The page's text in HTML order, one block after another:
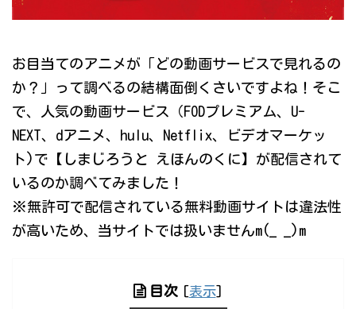
お目当てのアニメが「どの動画サービスで見れるの
か？」って調べるの結構面倒くさいですよね！そこ
で、人気の動画サービス（FODプレミアム、U-
NEXT、dアニメ、hulu、Netflix、ビデオマーケッ
ト)で【しまじろうと えほんのくに】が配信されて
いるのか調べてみました！
※無許可で配信されている無料動画サイトは違法性
が高いため、当サイトでは扱いませんm(_ _)m
目次 [表示]